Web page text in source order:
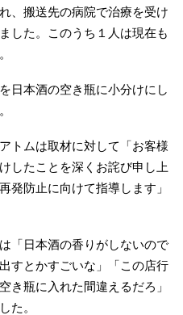
、搬送先の病院で治療を受け
した。このうち１人は現在も
日本酒の空き瓶に小分けにし
トムは取材に対して「お客様
したことを深くお詫び申し上
発防止に向けて指導します」
「日本酒の香りがしないので
すとかすごいな」「この店行
き瓶に入れた間違えるだろ」
た。